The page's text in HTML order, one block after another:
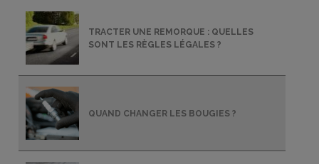
TRACTER UNE REMORQUE : QUELLES
SONT LES RÈGLES LÉGALES ?
QUAND CHANGER LES BOUGIES ?